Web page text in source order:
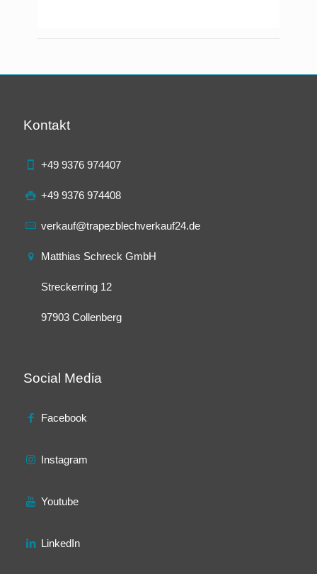
Kontakt
+49 9376 974407
+49 9376 974408
verkauf@trapezblechverkauf24.de
Matthias Schreck GmbH
Streckerring 12
97903 Collenberg
Social Media
Facebook
Instagram
Youtube
LinkedIn